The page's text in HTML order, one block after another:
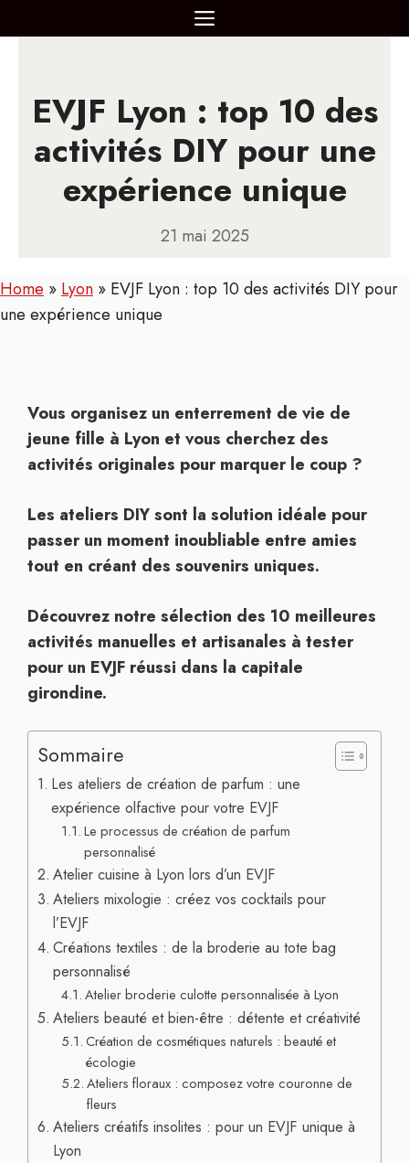
au
MENU
EVJF Lyon : top 10 des
activités DIY pour une
expérience unique
21 mai 2025
Home » Lyon » EVJF Lyon : top 10 des activités DIY pour
une expérience unique
Vous organisez un enterrement de vie de
jeune fille à Lyon et vous cherchez des
activités originales pour marquer le coup ?
Les ateliers DIY sont la solution idéale pour
passer un moment inoubliable entre amies
tout en créant des souvenirs uniques.
Découvrez notre sélection des 10 meilleures
activités manuelles et artisanales à tester
pour un EVJF réussi dans la capitale
girondine.
Sommaire
Les ateliers de création de parfum : une
expérience olfactive pour votre EVJF
Le processus de création de parfum
personnalisé
Atelier cuisine à Lyon lors d’un EVJF
Ateliers mixologie : créez vos cocktails pour
l’EVJF
Créations textiles : de la broderie au tote bag
personnalisé
Atelier broderie culotte personnalisée à Lyon
Ateliers beauté et bien-être : détente et créativité
Création de cosmétiques naturels : beauté et
écologie
Ateliers floraux : composez votre couronne de
fleurs
Ateliers créatifs insolites : pour un EVJF unique à
Lyon